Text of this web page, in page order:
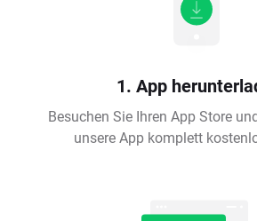
1. App
Besuchen Sie Ihren App Store
unsere App komplett